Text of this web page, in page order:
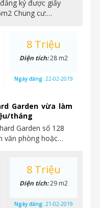
ký được giấy
Chung cư:…
Garden vừa làm
tháng
Garden số 128
văn phòng hoặc…
8 Triệu
Diện tích:28 m2
Ngày đăng: 22-02-2019
8 Triệu
Diện tích:29 m2
Ngày đăng: 21-02-2019